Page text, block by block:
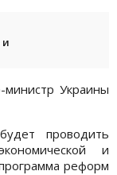
и
Украины
проводить
и
реформ